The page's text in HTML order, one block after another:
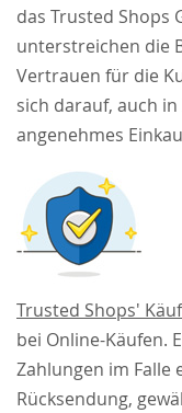
das Trusted Shops
unterstreichen die
Vertrauen für die
sich darauf, auch
angenehmes
Trusted Shops'
bei Online-Käufen.
Zahlungen im
Rücksendung,